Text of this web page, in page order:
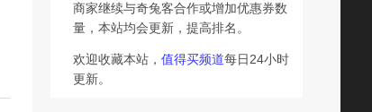
商家继续与奇兔客合作或增加优惠券数
量，本站均会更新，提高排名。
欢迎收藏本站， 值得买频道每日24小时
更新。